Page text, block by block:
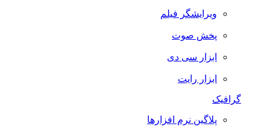
ویرایشگر فیلم
پخش صوت
ابزار سی دی
ابزار رایت
گرافیک
پلاگین نرم افزارها